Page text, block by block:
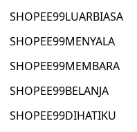
SHOPEE99LUARBIASA
SHOPEE99MENYALA
SHOPEE99MEMBARA
SHOPEE99BELANJA
SHOPEE99DIHATIKU